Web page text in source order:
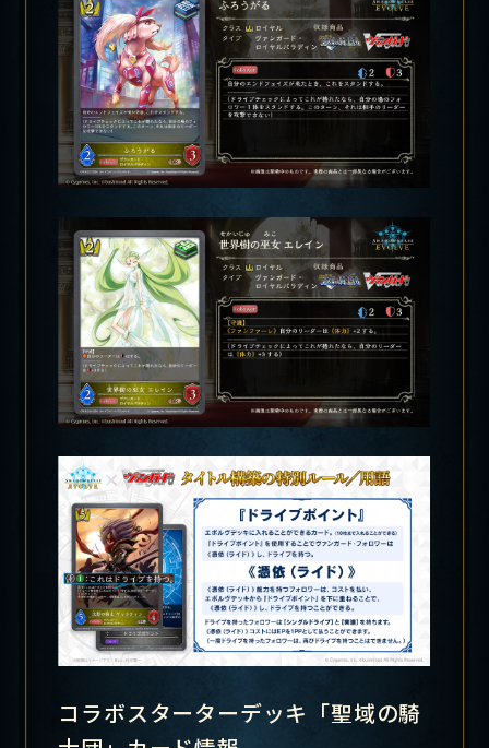
コラボスターターデッキ「聖域の騎